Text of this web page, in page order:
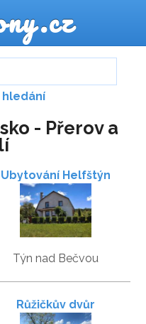
hledání
- Přerov a
Ubytování Helfštýn
Týn nad Bečvou
Růžičkův dvůr